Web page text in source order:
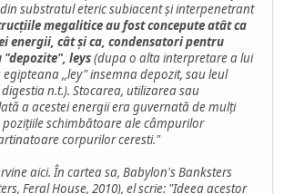
substratul eteric subiacent și interpenetrant
megalitice au fost concepute atât ca
energii, cât și ca, condensatori pentru
"depozite", leys(dupa o alta interpretare a lui
egipteana ,,ley" insemna depozit, sau leul
n.t.). Stocarea, utilizarea sau
a acestei energii era guvernată de mulți
pozițiile schimbătoare ale câmpurilor
corpurilor ceresti."
aici. În cartea sa, Babylon's Banksters
Feral House, 2010), el scrie: "Ideea acestor